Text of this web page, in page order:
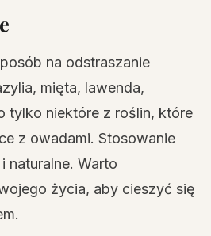
na odstraszanie
mięta, lawenda,
tylko niektóre z roślin, które
z owadami. Stosowanie
naturalne. Warto
życia, aby cieszyć się